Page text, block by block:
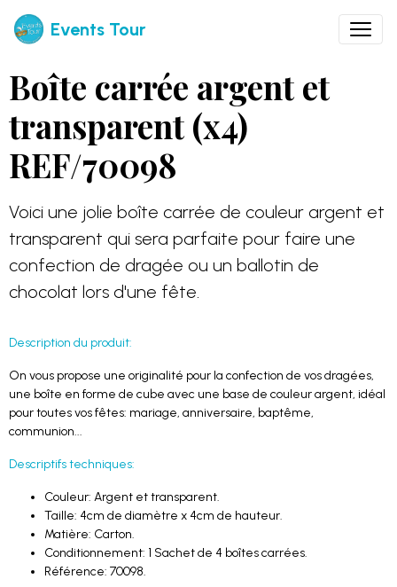
Events Tour
Boîte carrée argent et
transparent (x4)
REF/70098
Voici une jolie boîte carrée de couleur argent et
transparent qui sera parfaite pour faire une
confection de dragée ou un ballotin de
chocolat lors d'une fête.
Description du produit:
On vous propose une originalité pour la confection de vos dragées,
une boîte en forme de cube avec une base de couleur argent, idéal
pour toutes vos fêtes: mariage, anniversaire, baptême,
communion...
Descriptifs techniques:
Couleur: Argent et transparent.
Taille: 4cm de diamètre x 4cm de hauteur.
Matière: Carton.
Conditionnement: 1 Sachet de 4 boîtes carrées.
Référence: 70098.